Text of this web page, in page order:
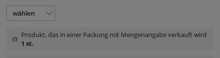
Produkt, das in einer Packung mit Mengenangabe verkauft wird
1 st.